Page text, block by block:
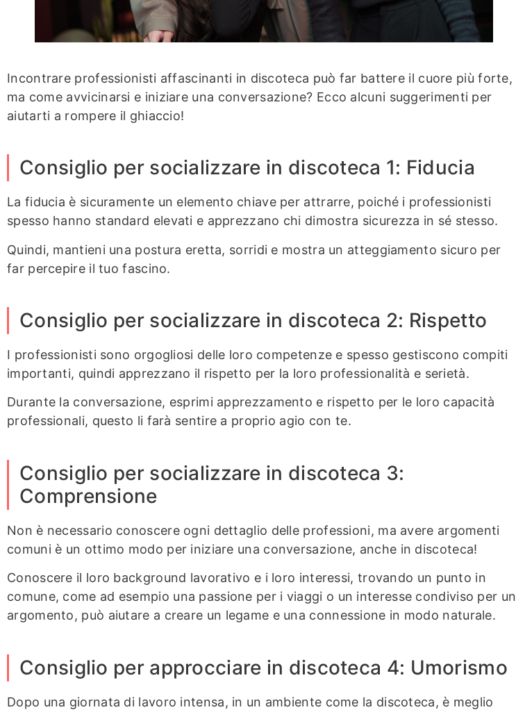
Incontrare professionisti affascinanti in discoteca può far battere il cuore più forte,
ma come avvicinarsi e iniziare una conversazione? Ecco alcuni suggerimenti per
aiutarti a rompere il ghiaccio!
Consiglio per socializzare in discoteca 1: Fiducia
La fiducia è sicuramente un elemento chiave per attrarre, poiché i professionisti
spesso hanno standard elevati e apprezzano chi dimostra sicurezza in sé stesso.
Quindi, mantieni una postura eretta, sorridi e mostra un atteggiamento sicuro per
far percepire il tuo fascino.
Consiglio per socializzare in discoteca 2: Rispetto
I professionisti sono orgogliosi delle loro competenze e spesso gestiscono compiti
importanti, quindi apprezzano il rispetto per la loro professionalità e serietà.
Durante la conversazione, esprimi apprezzamento e rispetto per le loro capacità
professionali, questo li farà sentire a proprio agio con te.
Consiglio per socializzare in discoteca 3:
Comprensione
Non è necessario conoscere ogni dettaglio delle professioni, ma avere argomenti
comuni è un ottimo modo per iniziare una conversazione, anche in discoteca!
Conoscere il loro background lavorativo e i loro interessi, trovando un punto in
comune, come ad esempio una passione per i viaggi o un interesse condiviso per un
argomento, può aiutare a creare un legame e una connessione in modo naturale.
Consiglio per approcciare in discoteca 4: Umorismo
Dopo una giornata di lavoro intensa, in un ambiente come la discoteca, è meglio